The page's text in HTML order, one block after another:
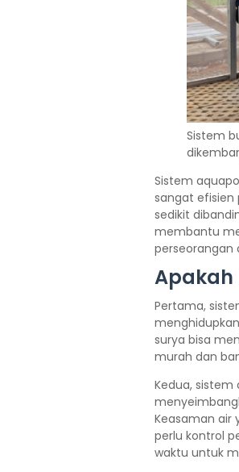
Sistem
Sistem
sangat efisien
sedikit
membantu
perseorangan
Apakah
Pertama,
surya bisa
murah dan
Kedua,
Keasaman air
perlu kontrol
waktu untuk